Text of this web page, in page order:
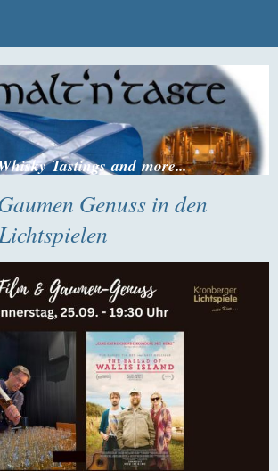
Tastings and more...
Genuss in den